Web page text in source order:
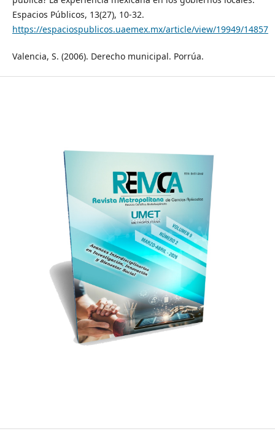
Espacios Públicos, 13(27), 10-32.
https://espaciospublicos.uaemex.mx/article/view/19949/14857
Valencia, S. (2006). Derecho municipal. Porrúa.